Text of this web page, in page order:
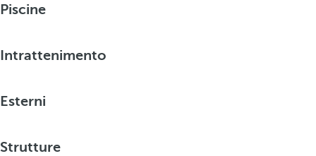
Piscine
Intrattenimento
Esterni
Strutture